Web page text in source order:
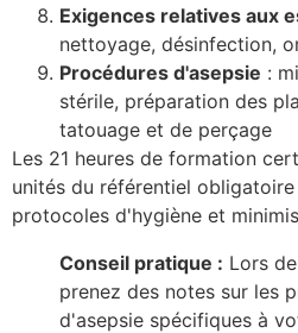
Exigences relatives aux
nettoyage, désinfection,
Procédures d'asepsie :
stérile, préparation des
tatouage et de perçage
Les 21 heures de formation
unités du référentiel
protocoles d'hygiène et
Conseil pratique : Lors
prenez des notes sur les
d'asepsie spécifiques à